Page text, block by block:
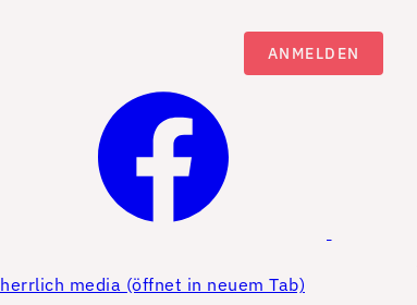
ANMELDEN
herrlich media (öffnet in neuem Tab)